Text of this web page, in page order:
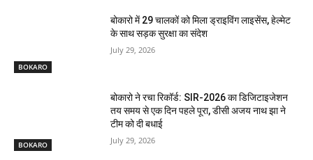
BOKARO
बोकारो में 29 चालकों को मिला ड्राइविंग लाइसेंस, हेल्मेट
के साथ सड़क सुरक्षा का संदेश
July 29, 2026
BOKARO
बोकारो ने रचा रिकॉर्ड: SIR-2026 का डिजिटाइजेशन
तय समय से एक दिन पहले पूरा, डीसी अजय नाथ झा ने
टीम को दी बधाई
July 29, 2026